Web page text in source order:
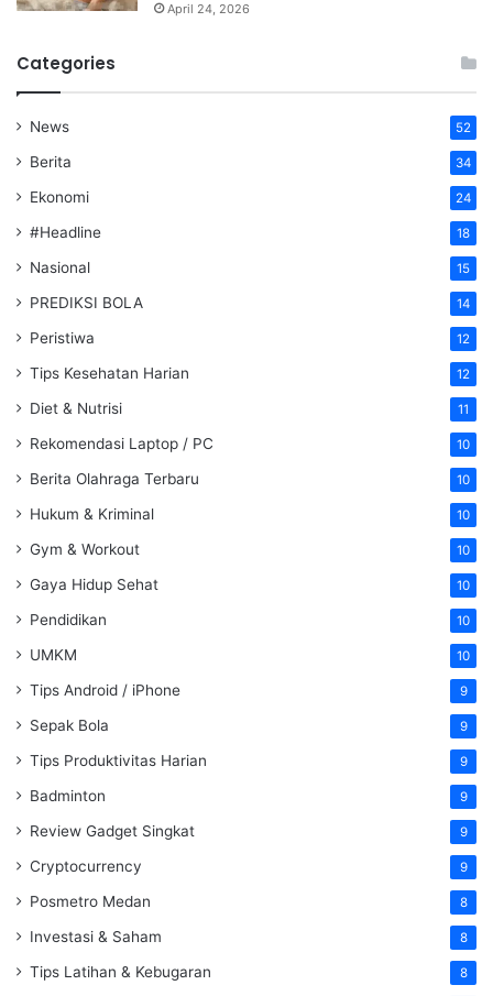
April 24, 2026
Categories
News 52
Berita 34
Ekonomi 24
#Headline 18
Nasional 15
PREDIKSI BOLA 14
Peristiwa 12
Tips Kesehatan Harian 12
Diet & Nutrisi 11
Rekomendasi Laptop / PC 10
Berita Olahraga Terbaru 10
Hukum & Kriminal 10
Gym & Workout 10
Gaya Hidup Sehat 10
Pendidikan 10
UMKM 10
Tips Android / iPhone 9
Sepak Bola 9
Tips Produktivitas Harian 9
Badminton 9
Review Gadget Singkat 9
Cryptocurrency 9
Posmetro Medan 8
Investasi & Saham 8
Tips Latihan & Kebugaran 8